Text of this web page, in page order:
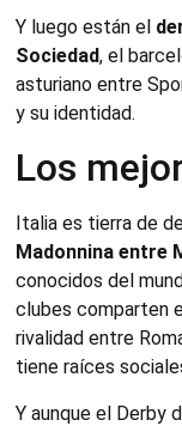
Y luego están el
Sociedad, el
asturiano entre
y su identidad.
Los
Italia es tierra de
Madonnina entre
conocidos del
clubes comparten
rivalidad entre
tiene raíces
Y aunque el Derby